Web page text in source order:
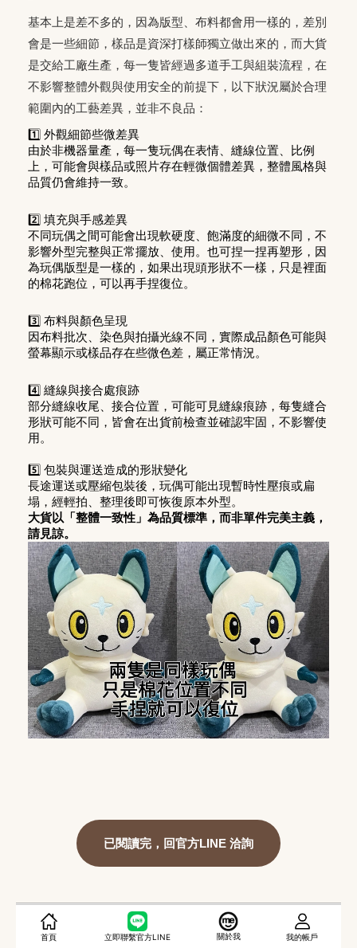
基本上是差不多的，因為版型、布料都會用一樣的，差別
會是一些細節，樣品是資深打樣師獨立做出來的，而大貨
是交給工廠生產，每一隻皆經過多道手工與組裝流程，在
不影響整體外觀與使用安全的前提下，以下狀況屬於合理
範圍內的工藝差異，並非不良品：
1️⃣ 外觀細節些微差異
由於非機器量產，每一隻玩偶在表情、縫線位置、比例
上，可能會與樣品或照片存在輕微個體差異，整體風格與
品質仍會維持一致。
2️⃣ 填充與手感差異
不同玩偶之間可能會出現軟硬度、飽滿度的細微不同，不
影響外型完整與正常擺放、使用。也可捏一捏再塑形，因
為玩偶版型是一樣的，如果出現頭形狀不一樣，只是裡面
的棉花跑位，可以再手捏復位。
3️⃣ 布料與顏色呈現
因布料批次、染色與拍攝光線不同，實際成品顏色可能與
螢幕顯示或樣品存在些微色差，屬正常情況。
4️⃣ 縫線與接合處痕跡
部分縫線收尾、接合位置，可能可見縫線痕跡，每隻縫合
形狀可能不同，皆會在出貨前檢查並確認牢固，不影響使
用。
5️⃣ 包裝與運送造成的形狀變化
長途運送或壓縮包裝後，玩偶可能出現暫時性壓痕或扁
塌，經輕拍、整理後即可恢復原本外型。
大貨以「整體一致性」為品質標準，而非單件完美主義，
請見諒。
已閱讀完，回官方LINE 洽詢
首頁 立即聯繫官方LINE 關於我 我的帳戶